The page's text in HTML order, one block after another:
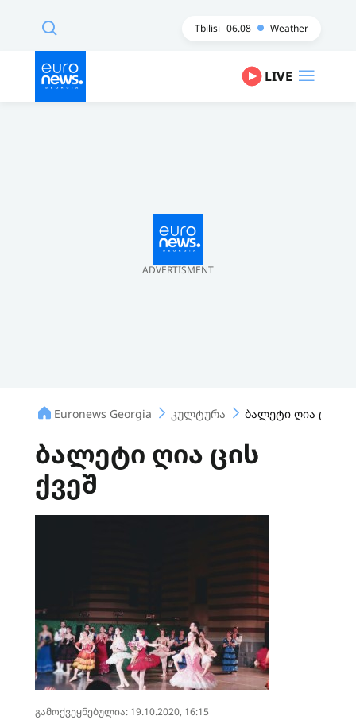
Tbilisi 06.08 Weather
LIVE
ADVERTISMENT
Euronews Georgia კულტურა ბალეტი ღია ცის
ბალეტი ღია ცის
ქვეშ
გამოქვეყნებულია: 19.10.2020, 16:15